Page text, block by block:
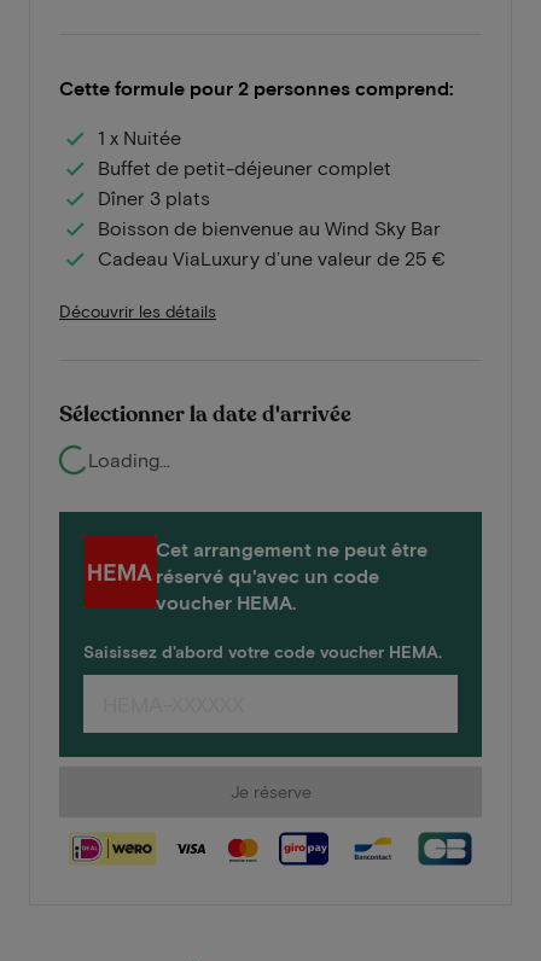
Cette formule pour 2 personnes comprend:
1 x Nuitée
Buffet de petit-déjeuner complet
Dîner 3 plats
Boisson de bienvenue au Wind Sky Bar
Cadeau ViaLuxury d’une valeur de 25 €
Découvrir les détails
Sélectionner la date d'arrivée
Loading...
Cet arrangement ne peut être
réservé qu'avec un code
voucher HEMA.
Saisissez d'abord votre code voucher HEMA.
Je réserve